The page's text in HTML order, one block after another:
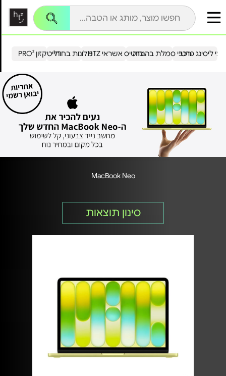
הייטקזון PRO²מלונות בחו"ל כרטיס אשראי HTZ ליסינג פרטירכבי סמלת בהנחה
MacBook Neo
סינון תוצאות